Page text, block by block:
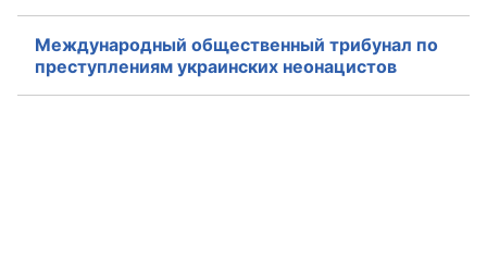
Международный общественный трибунал по
преступлениям украинских неонацистов